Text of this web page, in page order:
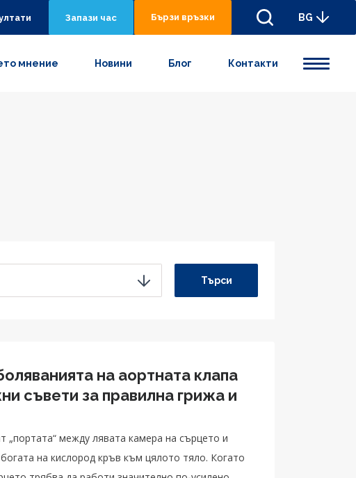
Запази час Бързи връзки BG
мнение Новини Блог Контакти
Търси
на аортната клапа
съвети за правилна грижа и
„портата“ между лявата камера на сърцето и
на кислород кръв към цялото тяло. Когато